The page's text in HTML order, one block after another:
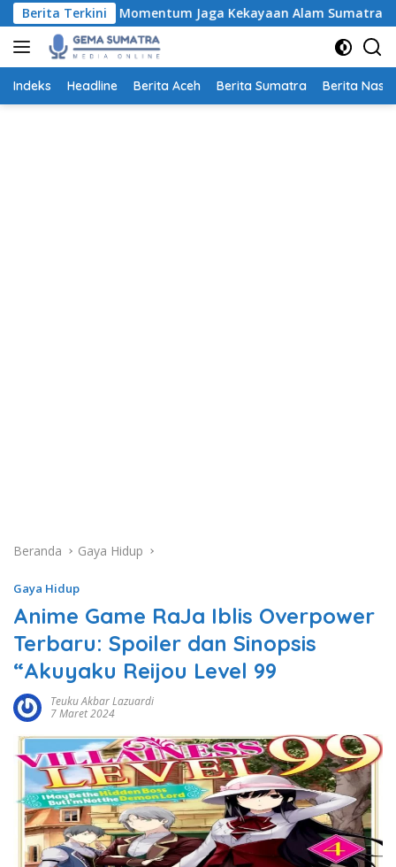
Langsung
ke
konten
Berita Terkini
Ini, Momentum Jaga Kekayaan Alam Sumatra
Indeks Headline Berita Aceh Berita Sumatra Berita
Beranda Gaya Hidup
Gaya Hidup
Anime Game RaJa Iblis Overpower
Terbaru: Spoiler dan Sinopsis
“Akuyaku Reijou Level 99
Teuku Akbar Lazuardi
7 Maret 2024